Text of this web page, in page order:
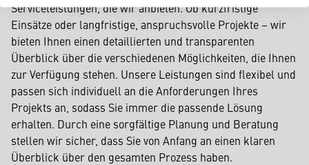
Serviceleistungen, die wir anbieten. Ob kurzfristige
Einsätze oder langfristige, anspruchsvolle Projekte – wir
bieten Ihnen einen detaillierten und transparenten
Überblick über die verschiedenen Möglichkeiten, die Ihnen
zur Verfügung stehen. Unsere Leistungen sind flexibel und
passen sich individuell an die Anforderungen Ihres
Projekts an, sodass Sie immer die passende Lösung
erhalten. Durch eine sorgfältige Planung und Beratung
stellen wir sicher, dass Sie von Anfang an einen klaren
Überblick über den gesamten Prozess haben.